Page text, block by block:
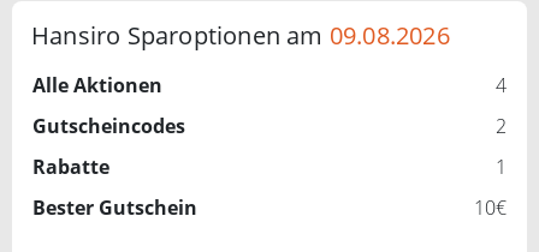
Hansiro Sparoptionen am 09.08.2026
Alle Aktionen
4
Gutscheincodes
2
Rabatte
1
Bester Gutschein
10€